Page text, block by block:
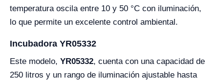
temperatura oscila entre 10 y 50 °C con iluminación,
lo que permite un excelente control ambiental.
Incubadora YR05332
Este modelo, YR05332, cuenta con una capacidad de
250 litros y un rango de iluminación ajustable hasta